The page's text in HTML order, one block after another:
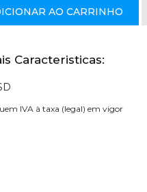
AO CARRINHO
Caracteristicas:
IVA à taxa (legal) em vigor